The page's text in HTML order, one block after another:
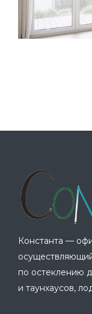
Константа —
по остеклению
и таунхаусов,